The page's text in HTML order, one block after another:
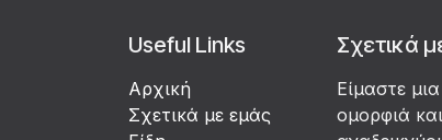
Useful Links
Αρχική
Σχετικά με εμάς
Σχετικά
Είμαστε
ομορφιά